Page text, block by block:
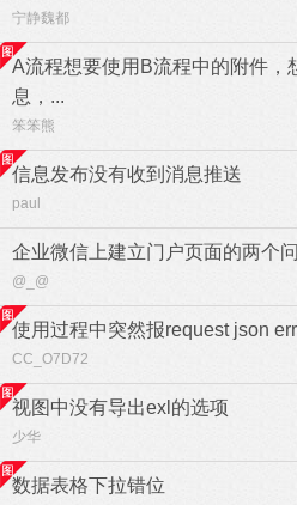
宁静魏都
A流程想要使用B流程中的附件，
息，...
笨笨熊
信息发布没有收到消息推送
paul
企业微信上建立门户页面的两个
@_@
使用过程中突然报request json
CC_O7D72
视图中没有导出exl的选项
少华
数据表格下拉错位